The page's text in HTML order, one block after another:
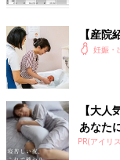
書が必要）
・不妊症の治療費（
OK。判断が難しけ
・赤ちゃんの健診
医療費に含まれな
・マイカー通院での
・入院用の寝具や身
【産
妊娠・
【大
あなた
PR(アイリ